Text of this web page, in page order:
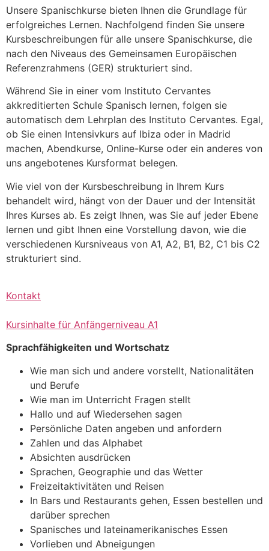
Unsere Spanischkurse bieten Ihnen die Grundlage für
erfolgreiches Lernen. Nachfolgend finden Sie unsere
Kursbeschreibungen für alle unsere Spanischkurse, die
nach den Niveaus des Gemeinsamen Europäischen
Referenzrahmens (GER) strukturiert sind.
Während Sie in einer vom Instituto Cervantes
akkreditierten Schule Spanisch lernen, folgen sie
automatisch dem Lehrplan des Instituto Cervantes. Egal,
ob Sie einen Intensivkurs auf Ibiza oder in Madrid
machen, Abendkurse, Online-Kurse oder ein anderes von
uns angebotenes Kursformat belegen.
Wie viel von der Kursbeschreibung in Ihrem Kurs
behandelt wird, hängt von der Dauer und der Intensität
Ihres Kurses ab. Es zeigt Ihnen, was Sie auf jeder Ebene
lernen und gibt Ihnen eine Vorstellung davon, wie die
verschiedenen Kursniveaus von A1, A2, B1, B2, C1 bis C2
strukturiert sind.
Kontakt
Kursinhalte für Anfängerniveau A1
Sprachfähigkeiten und Wortschatz
Wie man sich und andere vorstellt, Nationalitäten
und Berufe
Wie man im Unterricht Fragen stellt
Hallo und auf Wiedersehen sagen
Persönliche Daten angeben und anfordern
Zahlen und das Alphabet
Absichten ausdrücken
Sprachen, Geographie und das Wetter
Freizeitaktivitäten und Reisen
In Bars und Restaurants gehen, Essen bestellen und
darüber sprechen
Spanisches und lateinamerikanisches Essen
Vorlieben und Abneigungen